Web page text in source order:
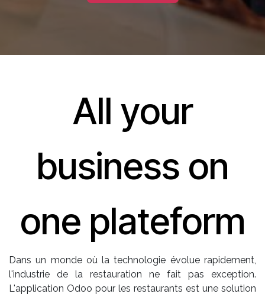
All your
business on
one plateform
Dans un monde où la technologie évolue rapidement,
l'industrie de la restauration ne fait pas exception.
L'application Odoo pour les restaurants est une solution